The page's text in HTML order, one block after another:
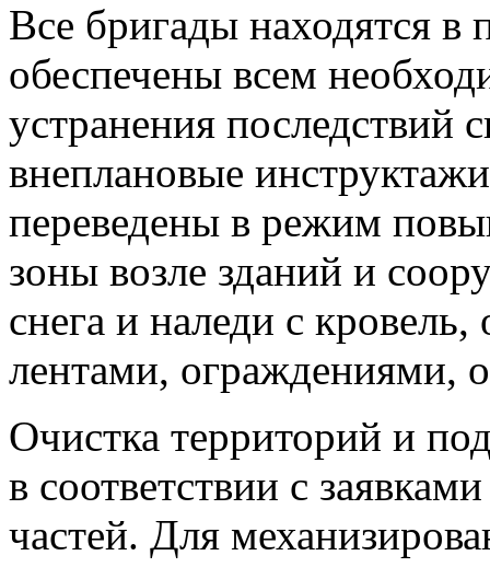
Все бригады находятся в
обеспечены всем
устранения последствий
внеплановые
переведены в режим
зоны возле зданий и
снега и наледи с
лентами, ограждениями,
Очистка территорий и
в соответствии с
частей. Для